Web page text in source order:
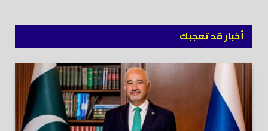
أخبار قد تعجبك